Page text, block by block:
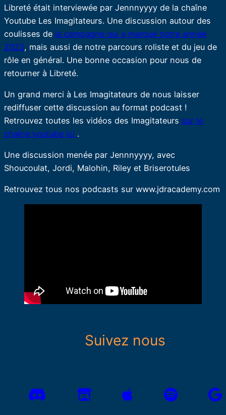
Libreté était interviewée par Jennnyyyy de la chaîne
Youtube Les Imagitateurs. Une discussion autour des
coulisses de la campagne qui a marqué notre année
2023, mais aussi de notre parcours roliste et du jeu de
rôle en général. Une bonne occasion pour nous de
retourner à Libreté.
Un grand merci à Les Imagitateurs de nous laisser
rediffuser cette discussion au format podcast !
Retrouvez toutes les vidéos des Imagitateurs sur le
chaine youtube ici .
Une discussion menée par Jennnyyyy, avec
Shoucoulat, Jordi, Malohin, Riley et Briserotules
Retrouvez tous nos podcasts sur www.jdracademy.com
Suivez nous